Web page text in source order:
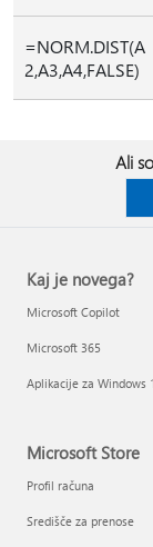
=NORM.DIST(A
2,A3,A4,FALSE)
Ali
Kaj je novega?
Microsoft Copilot
Microsoft 365
Aplikacije za Windows
Microsoft Store
Profil računa
Središče za prenose